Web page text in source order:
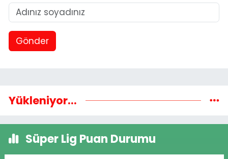
Gönder
Yükleniyor...
Süper Lig Puan Durumu